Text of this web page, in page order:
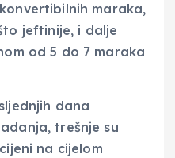
maraka,
jeftinije, i dalje
od 5 do 7 maraka
dana
trešnje su
na cijelom